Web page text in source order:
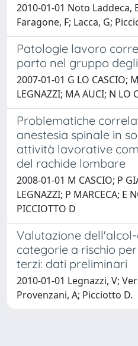
2010-01-01 Noto Laddeca,
Faragone, F; Lacca, G;
Patologie lavoro
parto nel gruppo
2007-01-01 G LO CASCIO;
LEGNAZZI; MA AUCI; N LO
Problematiche
anestesia spinale in
attività lavorative
del rachide lombare
2008-01-01 M CASCIO; P
LEGNAZZI; P MARCECA; E
PICCIOTTO D
Valutazione
categorie a rischio
terzi: dati preliminari
2010-01-01 Legnazzi, V;
Provenzani, A; Picciotto D.